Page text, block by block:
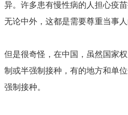
异。许多患有慢性病的人担心疫
无论中外，这都是需要尊重当事人
但是很奇怪，在中国，虽然国家
制或半强制接种，有的地方和单
强制接种。